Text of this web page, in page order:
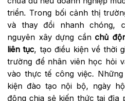
triển. Trong bối cảnh thị
và thay đổi nhanh chóng,
nguyên xây dựng cầnchủ
liên tục, tạo điều kiện về thời
trường để nhân viên học hỏi
vào thực tế công việc.
kiện đào tạo nội bộ, ngày
động chia sẻ kiến thức tại địa